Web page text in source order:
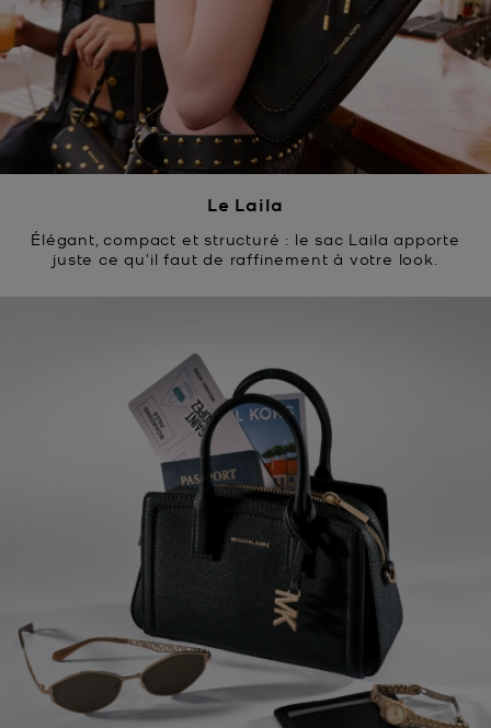
Le Laila
Élégant, compact et structuré : le sac Laila apporte
juste ce qu'il faut de raffinement à votre look.